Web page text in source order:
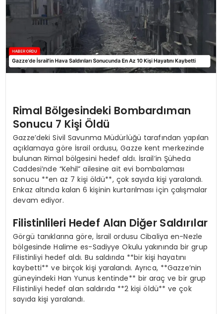
SPOR
YAŞAM
Rimal Bölgesindeki Bombardıman
Sonucu 7 Kişi Öldü
Gazze’deki Sivil Savunma Müdürlüğü tarafından yapılan
açıklamaya göre İsrail ordusu, Gazze kent merkezinde
bulunan Rimal bölgesini hedef aldı. İsrail’in Şüheda
Caddesi’nde “Kehil” ailesine ait evi bombalaması
sonucu **en az 7 kişi öldü**, çok sayıda kişi yaralandı.
Enkaz altında kalan 6 kişinin kurtarılması için çalışmalar
devam ediyor.
Filistinlileri Hedef Alan Diğer Saldırılar
Görgü tanıklarına göre, İsrail ordusu Cibaliya en-Nezle
bölgesinde Halime es-Sadiyye Okulu yakınında bir grup
Filistinliyi hedef aldı. Bu saldırıda **bir kişi hayatını
kaybetti** ve birçok kişi yaralandı. Ayrıca, **Gazze’nin
güneyindeki Han Yunus kentinde** bir araç ve bir grup
Filistinliyi hedef alan saldırıda **2 kişi öldü** ve çok
sayıda kişi yaralandı.